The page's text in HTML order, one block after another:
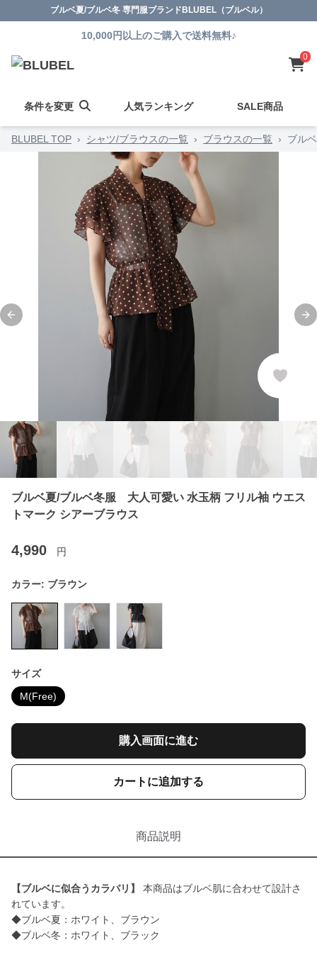
ブルベ夏/ブルベ冬 専門服ブランドBLUBEL（ブルベル）
10,000円以上のご購入で送料無料♪
0
条件を変更 人気ランキング SALE商品
BLUBEL TOP › シャツ/ブラウスの一覧 › ブラウスの一覧 › ブル
Previous slide
ブルベ夏/ブルベ冬服 大人可愛い 水玉柄 フリル袖 ウエス
トマーク シアーブラウス
4,990 円
カラー: ブラウン
サイズ
M(Free)
購入画面に進む
カートに追加する
商品説明
【ブルベに似合うカラバリ】
本商品はブルベ肌に合わせて設計さ
れています。
◆ブルベ夏：ホワイト、ブラウン
◆ブルベ冬：ホワイト、ブラック